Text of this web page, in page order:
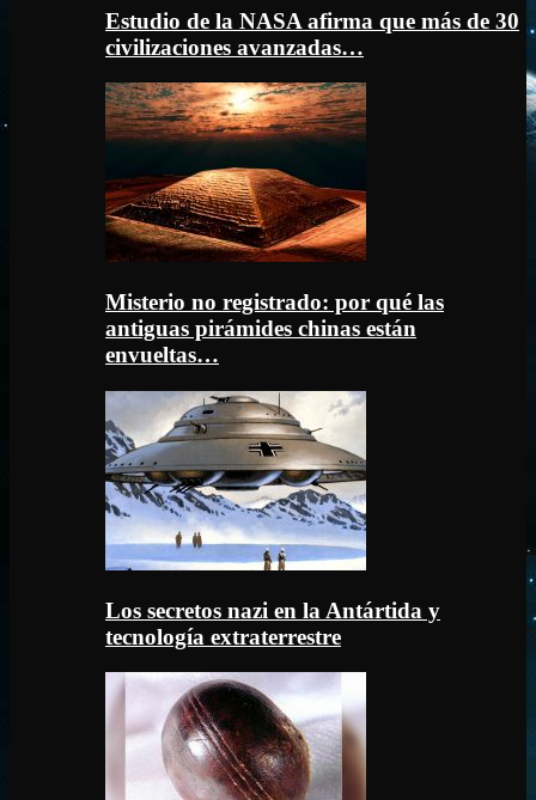
Estudio de la NASA afirma que más de 30
civilizaciones avanzadas…
Misterio no registrado: por qué las
antiguas pirámides chinas están
envueltas…
Los secretos nazi en la Antártida y
tecnología extraterrestre